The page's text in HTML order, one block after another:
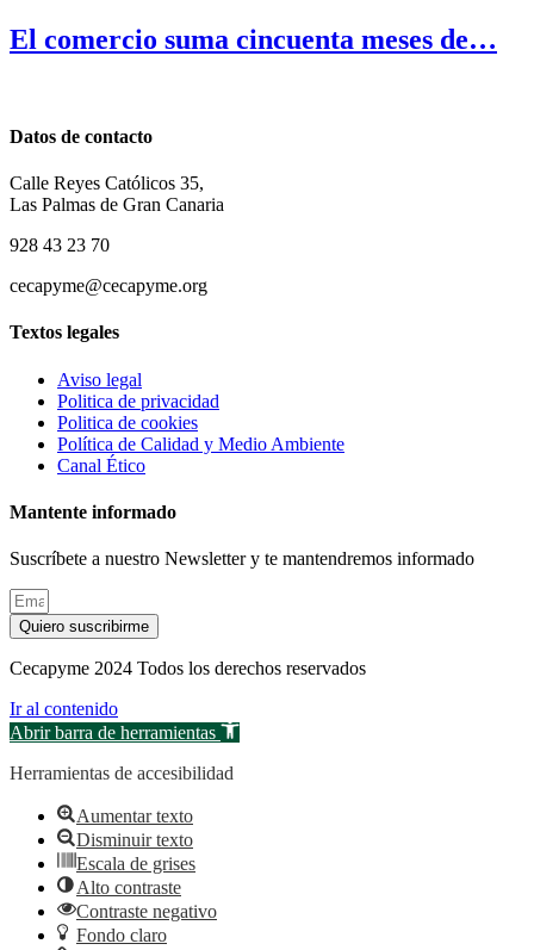
El comercio suma cincuenta meses de…
Datos de contacto
Calle Reyes Católicos 35,
Las Palmas de Gran Canaria
928 43 23 70
cecapyme@cecapyme.org
Textos legales
Aviso legal
Politica de privacidad
Politica de cookies
Política de Calidad y Medio Ambiente
Canal Ético
Mantente informado
Suscríbete a nuestro Newsletter y te mantendremos informado
Quiero suscribirme
Cecapyme 2024 Todos los derechos reservados
Ir al contenido
Abrir barra de herramientas
Herramientas de accesibilidad
Aumentar texto
Disminuir texto
Escala de grises
Alto contraste
Contraste negativo
Fondo claro